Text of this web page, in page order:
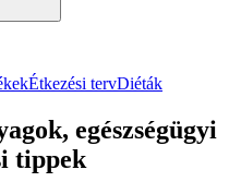
Étkezési tervDiéták
egészségügyi
tippek